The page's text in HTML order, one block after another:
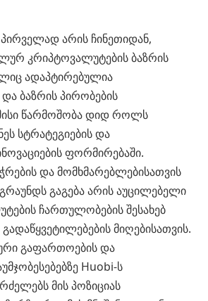
არის ჩინეთიდან,
კრიპტოვალუტების ბაზრის
ადაპტირებულია
ბაზრის პირობების
წარმოშობა დიდ როლს
სტრატეგიების და
ფორმირებაში.
და მომხმარებლებისათვის
გაგება არის აუცილებელი
ჩართულობების შესახებ
მიღებისათვის.
გაფართოების და
Huobi-ს
მის პოზიციას